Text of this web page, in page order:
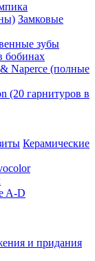
Замковые
зубы
Naperce (полные
(20 гарнитуров в
Керамические
A-D